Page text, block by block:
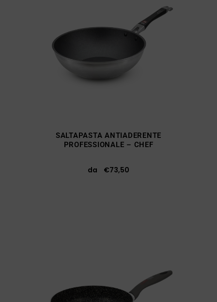
SALTAPASTA ANTIADERENTE
PROFESSIONALE – CHEF
da €73,50